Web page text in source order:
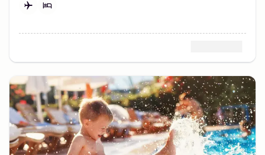
familles avec enfants